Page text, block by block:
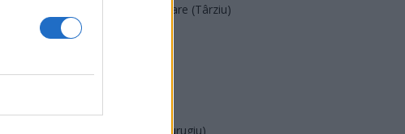
Acțiunea Conservatoare (Târziu)
PDF (Lazarus)
Partidul Patrioților (Surugiu)